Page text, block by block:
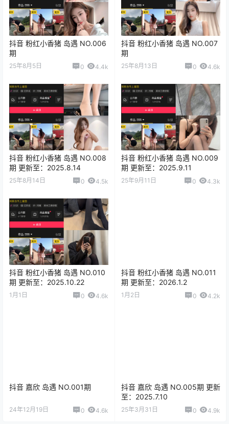
抖音 粉红小香猪 岛遇 NO.006
期
25年8月5日 0 4.4k
抖音 粉红小香猪 岛遇 NO.007
期
25年8月13日 0 4.6k
抖音 粉红小香猪 岛遇 NO.008
期 更新至：2025.8.14
25年8月14日 0 4.5k
抖音 粉红小香猪 岛遇 NO.009
期 更新至：2025.9.11
25年9月11日 0 4.3k
抖音 粉红小香猪 岛遇 NO.010
期 更新至：2025.10.22
1月1日 0 4.6k
抖音 粉红小香猪 岛遇 NO.011
期 更新至：2026.1.2
1月2日 0 4.2k
抖音 嘉欣 岛遇 NO.001期
24年12月19日 0 4.6k
抖音 嘉欣 岛遇 NO.005期 更新
至：2025.7.10
25年3月31日 0 4.9k